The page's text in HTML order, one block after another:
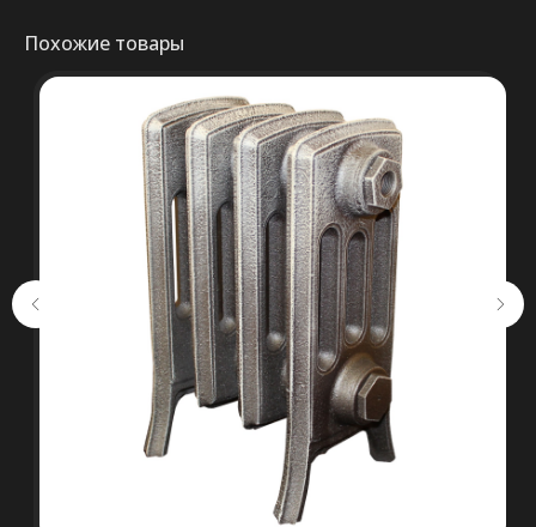
Похожие товары
+375 (29) 652 34 03
ООО «ТермоАльянс», РБ, 220062, г.
Минск пр-т Победителей 131, оф.68 УНП
692071529, р/с BY38 ALFA 3012 2327
5000 2027 0000, в ЗАО «Альфа-Банк»,
код ALFABY2X, 220013 г. Минск, ул.
Сурганова, 43-47